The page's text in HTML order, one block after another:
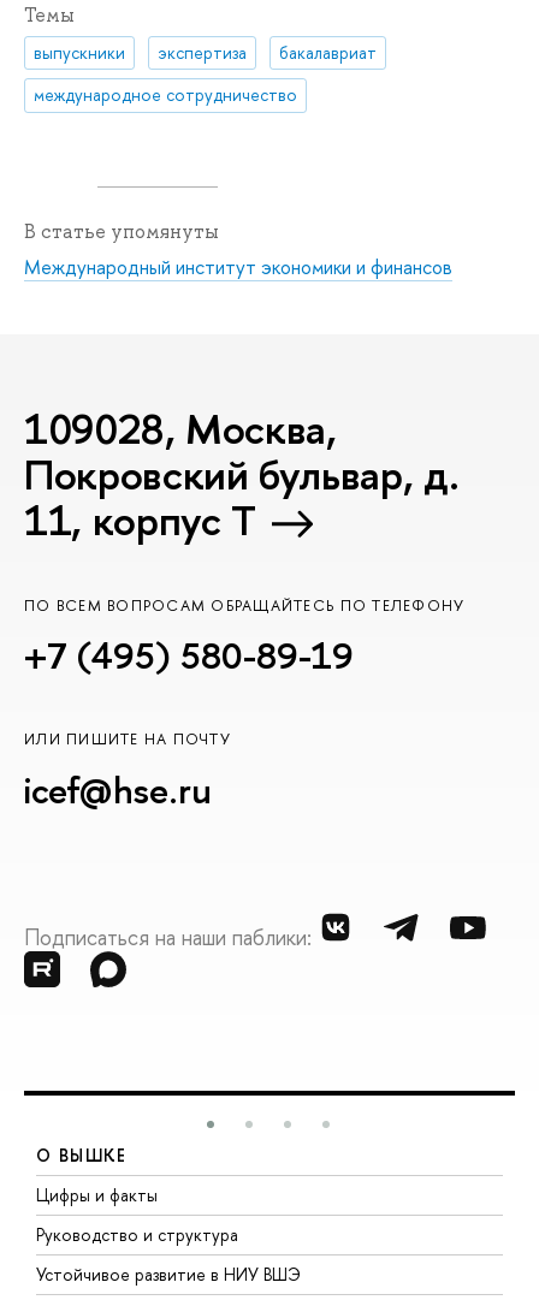
Темы
выпускники экспертиза
бакалавриат
международное сотрудничество
В статье упомянуты
Международный институт экономики и финансов
109028, Москва,
Покровский бульвар, д.
11, корпус T
ПО ВСЕМ ВОПРОСАМ ОБРАЩАЙТЕСЬ ПО ТЕЛЕФОНУ
+7 (495) 580-89-19
ИЛИ ПИШИТЕ НА ПОЧТУ
icef@hse.ru
Подписаться на наши паблики:
О ВЫШКЕ
Цифры и факты
Руководство и структура
Устойчивое развитие в НИУ ВШЭ